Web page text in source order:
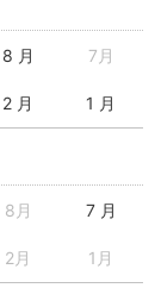
8 月 7月
2 月 1 月
8月 7 月
2月 1月